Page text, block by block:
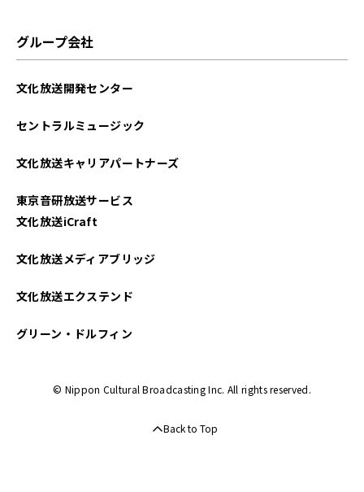
2024年07月
2023年08月
2023年06月
2023年03月
グループ会社
文化放送開発センター
セントラルミュージック
文化放送キャリアパートナーズ
東京音研放送サービス
文化放送iCraft
文化放送メディアブリッジ
文化放送エクステンド
グリーン・ドルフィン
© Nippon Cultural Broadcasting Inc. All rights reserved.
Back to Top